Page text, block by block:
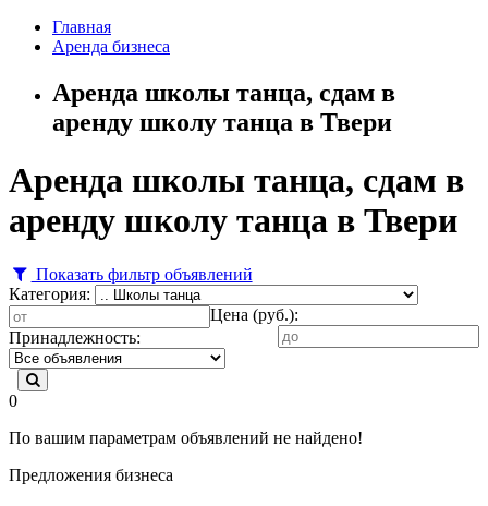
Главная
Аренда бизнеса
Аренда школы танца, сдам в
аренду школу танца в Твери
Аренда школы танца, сдам в
аренду школу танца в Твери
Показать фильтр объявлений
Категория:
Цена (руб.):
Принадлежность:
0
По вашим параметрам объявлений не найдено!
Предложения бизнеса